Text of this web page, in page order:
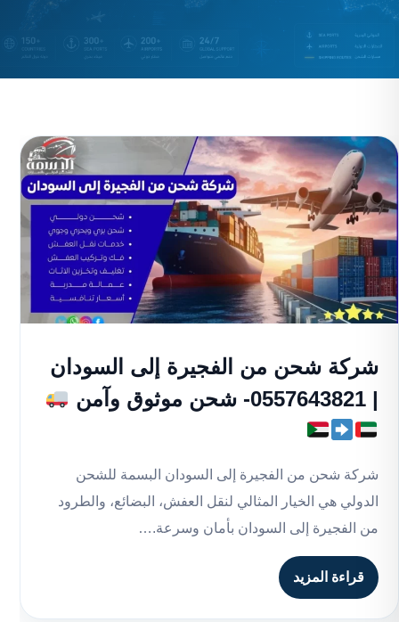
شركة شحن من الفجيرة إلى السودان
| 0557643821- شحن موثوق وآمن
شركة شحن من الفجيرة إلى السودان البسمة للشحن
الدولي هي الخيار المثالي لنقل العفش، البضائع، والطرود
من الفجيرة إلى السودان بأمان وسرعة.…
قراءة المزيد